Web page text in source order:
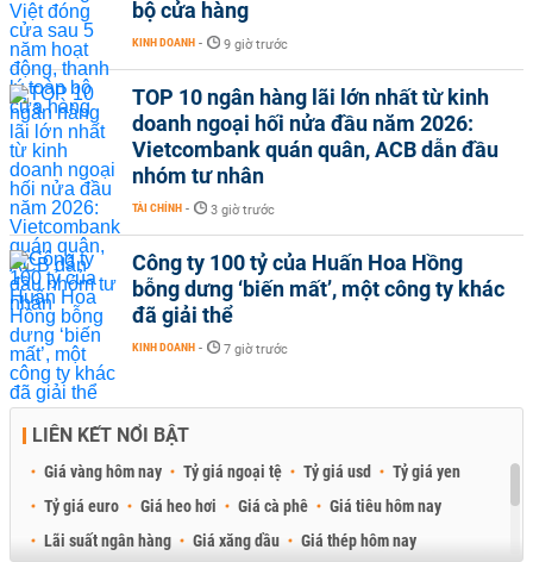
bộ cửa hàng
KINH DOANH - 9 giờ trước
TOP 10 ngân hàng lãi lớn nhất từ kinh
doanh ngoại hối nửa đầu năm 2026:
Vietcombank quán quân, ACB dẫn đầu
nhóm tư nhân
TÀI CHÍNH - 3 giờ trước
Công ty 100 tỷ của Huấn Hoa Hồng
bỗng dưng ‘biến mất’, một công ty khác
đã giải thể
KINH DOANH - 7 giờ trước
LIÊN KẾT NỔI BẬT
Giá vàng hôm nay Tỷ giá ngoại tệ Tỷ giá usd
Tỷ giá yen
Tỷ giá euro
Giá heo hơi Giá cà phê
Giá tiêu hôm nay
Lãi suất ngân hàng
Giá xăng dầu Giá thép hôm nay